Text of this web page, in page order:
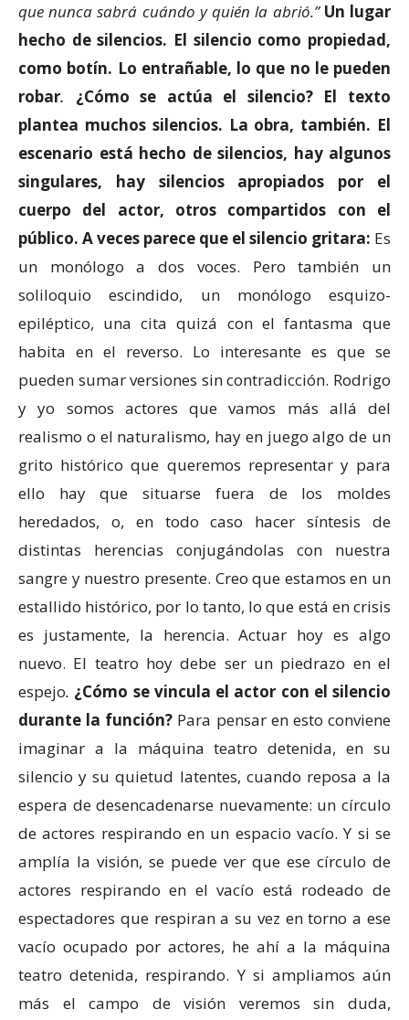
que nunca sabrá cuándo y quién la abrió.”Un lugar
hecho de silencios. El silencio como propiedad,
como botín. Lo entrañable, lo que no le pueden
robar. ¿Cómo se actúa el silencio? El texto
plantea muchos silencios. La obra, también. El
escenario está hecho de silencios, hay algunos
singulares, hay silencios apropiados por el
cuerpo del actor, otros compartidos con el
público. A veces parece que el silencio gritara: Es
un monólogo a dos voces. Pero también un
soliloquio escindido, un monólogo esquizo-
epiléptico, una cita quizá con el fantasma que
habita en el reverso. Lo interesante es que se
pueden sumar versiones sin contradicción. Rodrigo
y yo somos actores que vamos más allá del
realismo o el naturalismo, hay en juego algo de un
grito histórico que queremos representar y para
ello hay que situarse fuera de los moldes
heredados, o, en todo caso hacer síntesis de
distintas herencias conjugándolas con nuestra
sangre y nuestro presente. Creo que estamos en un
estallido histórico, por lo tanto, lo que está en crisis
es justamente, la herencia. Actuar hoy es algo
nuevo. El teatro hoy debe ser un piedrazo en el
espejo. ¿Cómo se vincula el actor con el silencio
durante la función? Para pensar en esto conviene
imaginar a la máquina teatro detenida, en su
silencio y su quietud latentes, cuando reposa a la
espera de desencadenarse nuevamente: un círculo
de actores respirando en un espacio vacío. Y si se
amplía la visión, se puede ver que ese círculo de
actores respirando en el vacío está rodeado de
espectadores que respiran a su vez en torno a ese
vacío ocupado por actores, he ahí a la máquina
teatro detenida, respirando. Y si ampliamos aún
más el campo de visión veremos sin duda,